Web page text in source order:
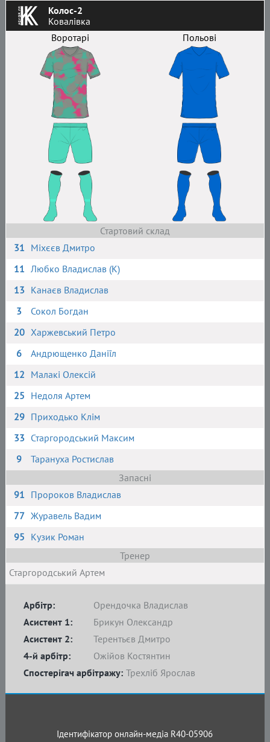
Колос-2
Ковалівка
Воротарі
Польові
Стартовий склад
31 Міхєєв Дмитро
11 Любко Владислав (К)
13 Канаєв Владислав
3
Сокол Богдан
20 Харжевський Петро
6
Андрющенко Даніїл
12 Малакі Олексій
25 Недоля Артем
29 Приходько Клім
33 Старгородський Максим
9
Тарануха Ростислав
Запасні
91 Пророков Владислав
77 Журавель Вадим
95 Кузик Роман
Тренер
Старгородський Артем
Арбітр:
Орендочка Владислав
Асистент 1:
Брикун Олександр
Асистент 2:
Терентьєв Дмитро
4-й арбітр:
Ожійов Костянтин
Спостерігач арбітражу: Трехліб Ярослав
Ідентифікатор онлайн-медіа R40-05906